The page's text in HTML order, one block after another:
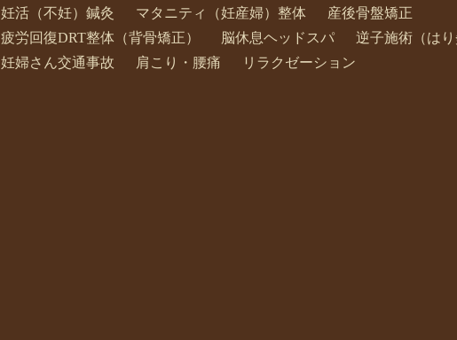
妊活（不妊）鍼灸
マタニティ（妊産婦）整体
産後骨盤矯正
疲労回復DRT整体（背骨矯正）
脳休息ヘッドスパ
逆子施術（はり
妊婦さん交通事故
肩こり・腰痛 リラクゼーション